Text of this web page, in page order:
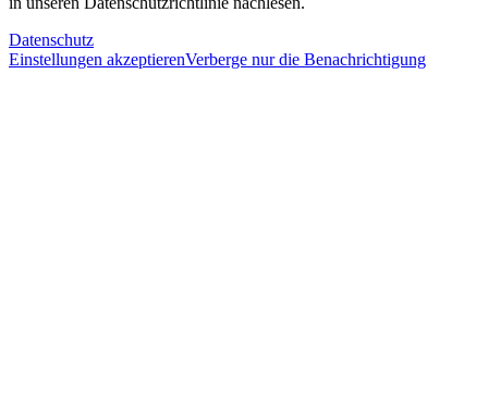
Datenschutz
Einstellungen akzeptierenVerberge nur die Benachrichtigung